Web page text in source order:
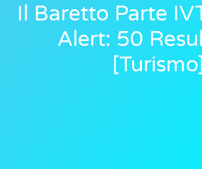
Il Baretto Parte
Alert: 50
[turismo]